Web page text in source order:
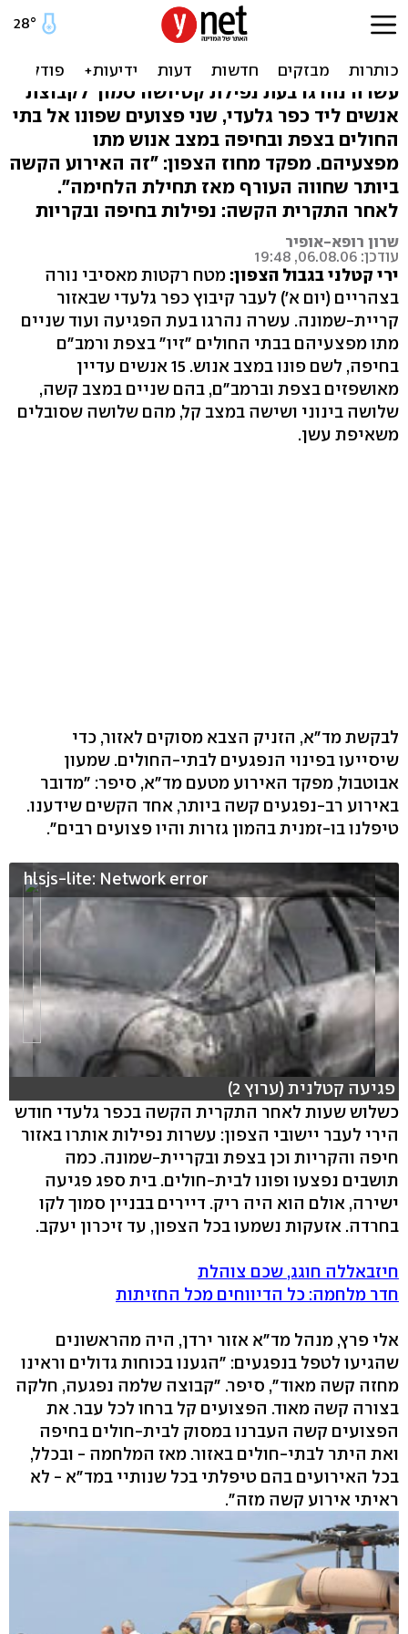
המטח הקטלני: 12 נהרגו בכפר
עשרה נהרגו בעת נפילת קטיושה סמוך לקבוצת
אנשים ליד כפר גלעדי, שני פצועים שפונו אל בתי
החולים בצפת ובחיפה במצב אנוש מתו
מפצעיהם. מפקד מחוז הצפון: "זה האירוע הקשה
ביותר שחווה העורף מאז תחילת הלחימה".
לאחר התקרית הקשה: נפילות בחיפה ובקריות
שרון רופא-אופיר
עודכן: 06.08.06, 19:48
ירי קטלני בגבול הצפון: מטח רקטות מאסיבי נורה
בצהריים (יום א') לעבר קיבוץ כפר גלעדי שבאזור
קריית-שמונה. עשרה נהרגו בעת הפגיעה ועוד שניים
מתו מפצעיהם בבתי החולים "זיו" בצפת ורמב"ם
בחיפה, לשם פונו במצב אנוש. 15 אנשים עדיין
מאושפזים בצפת וברמב"ם, בהם שניים במצב קשה,
שלושה בינוני ושישה במצב קל, מהם שלושה שסובלים
משאיפת עשן.
לבקשת מד"א, הזניק הצבא מסוקים לאזור, כדי
שיסייעו בפינוי הנפגעים לבתי-החולים. שמעון
אבוטבול, מפקד האירוע מטעם מד"א, סיפר: "מדובר
באירוע רב-נפגעים קשה ביותר, אחד הקשים שידענו.
טיפלנו בו-זמנית בהמון גזרות והיו פצועים רבים".
hlsjs-lite: Network error
פגיעה קטלנית (ערוץ 2)
כשלוש שעות לאחר התקרית הקשה בכפר גלעדי חודש
הירי לעבר יישובי הצפון: עשרות נפילות אותרו באזור
חיפה והקריות וכן בצפת ובקריית-שמונה. כמה
תושבים נפצעו ופונו לבית-חולים. בית ספג פגיעה
ישירה, אולם הוא היה ריק. דיירים בבניין סמוך לקו
בחרדה. אזעקות נשמעו בכל הצפון, עד זיכרון יעקב.
חיזבאללה חוגג, שכם צוהלת
חדר מלחמה: כל הדיווחים מכל החזיתות
אלי פרץ, מנהל מד"א אזור ירדן, היה מהראשונים
שהגיעו לטפל בנפגעים: "הגענו בכוחות גדולים וראינו
מחזה קשה מאוד", סיפר. "קבוצה שלמה נפגעה, חלקה
בצורה קשה מאוד. הפצועים קל ברחו לכל עבר. את
הפצועים קשה העברנו במסוק לבית-חולים בחיפה
ואת היתר לבתי-חולים באזור. מאז המלחמה - ובכלל,
בכל האירועים בהם טיפלתי בכל שנותיי במד"א - לא
ראיתי אירוע קשה מזה".